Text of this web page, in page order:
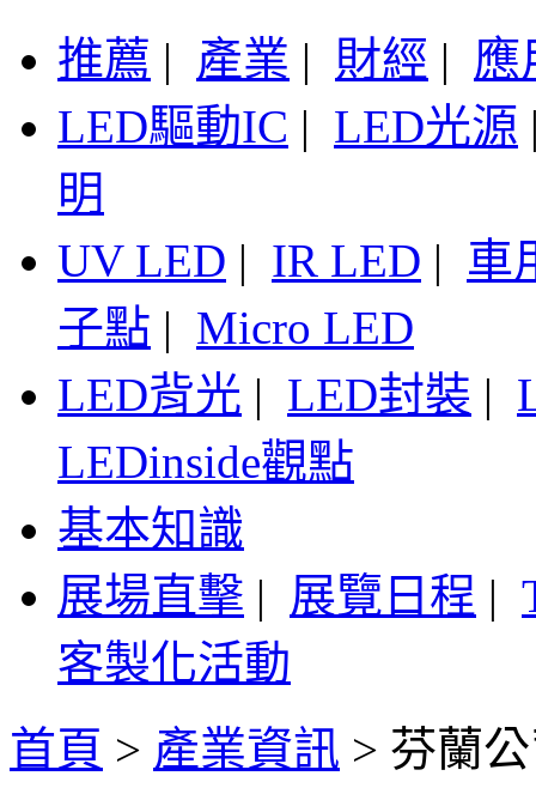
推薦 | 產業 | 財經 | 應
LED驅動IC | LED光源
明
UV LED | IR LED | 車
子點 | Micro LED
LED背光 | LED封裝 |
LEDinside觀點
基本知識
展場直擊 | 展覽日程 |
客製化活動
首頁 > 產業資訊 > 芬蘭